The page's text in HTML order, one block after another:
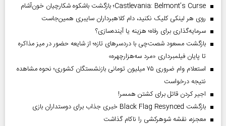
Castlevania: Belmont’s Curse؛ بازگشت باشکوه شکارچیان خون‌آشام
روی هر لینکی کلیک نکنید، دام کلاهبرداران سایبری همین‌جاست
سرمایه‌گذاری برای رفاه؛ هزینه یا آینده‌سازی؟
بازگشت مسعود شصت‌چی با دردسر‌های تازه؛ از شایعه حضور در میز مذاکره
تا پایان فیلمبرداری «مرد سه‌هزارچهره»
استعلام وام ضروری ۷۵ میلیون تومانی بازنشستگان کشوری؛ نحوه مشاهده
نتیجه درخواست
اجیر کردن قاتل برای کشتن همسر!
بازگشت Black Flag Resynced خبری جذاب برای دوستداران بازی
معجزه، نقشه شوهرکشی را ناکام گذاشت